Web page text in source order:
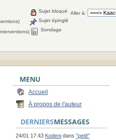
Aller à:
Sujet bloqué
Sujet épinglé
Sondage
MENU
Accueil
À propos de l'auteur
DERNIERSMESSAGES
24/01 17:43 Kodeni dans "petit"